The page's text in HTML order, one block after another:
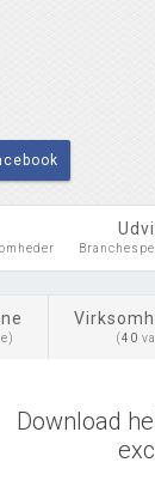
(40
Download